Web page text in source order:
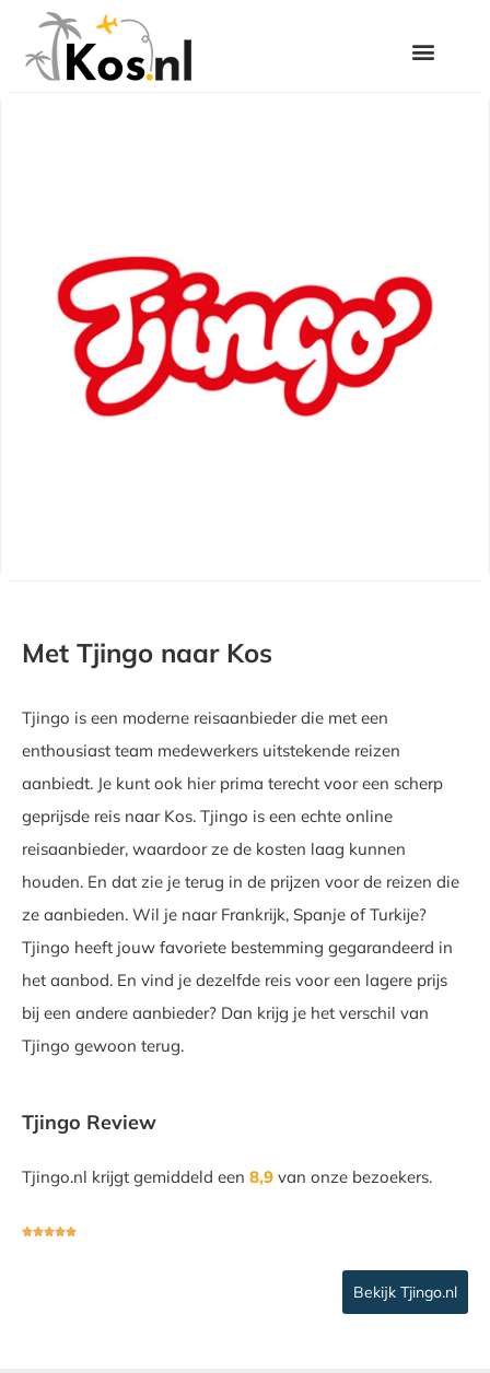
Met Tjingo naar Kos
Tjingo is een moderne reisaanbieder die met een
enthousiast team medewerkers uitstekende reizen
aanbiedt. Je kunt ook hier prima terecht voor een scherp
geprijsde reis naar Kos. Tjingo is een echte online
reisaanbieder, waardoor ze de kosten laag kunnen
houden. En dat zie je terug in de prijzen voor de reizen die
ze aanbieden. Wil je naar Frankrijk, Spanje of Turkije?
Tjingo heeft jouw favoriete bestemming gegarandeerd in
het aanbod. En vind je dezelfde reis voor een lagere prijs
bij een andere aanbieder? Dan krijg je het verschil van
Tjingo gewoon terug.
Tjingo Review
Tjingo.nl krijgt gemiddeld een 8,9 van onze bezoekers.

Bekijk Tjingo.nl